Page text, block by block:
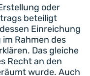
oder
beteiligt
Einreichung
Rahmen des
Das gleiche
Recht an den
wurde. Auch